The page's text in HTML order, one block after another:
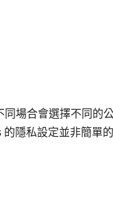
同場合會選擇不同的
隱私設定並非簡單